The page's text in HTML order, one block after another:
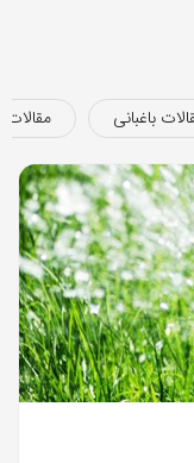
باغبانی مقالات